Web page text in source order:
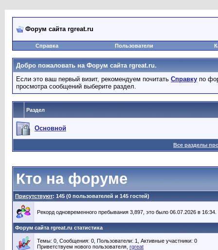
Форум сайта rgreat.ru
Справка Пользователи
Добро пожаловать на Форум сайта rgreat.ru.
Если это ваш первый визит, рекомендуем почитать Справку по
просмотра сообщений выберите раздел.
Раздел
Основной
Все разделы
Кто на форуме
Присутствуют: 145 (0 пользователей и 145 гостей)
Рекорд одновременного пребывания 3,897, это было 06.07.2026 в 16:34.
Форум сайта rgreat.ru статистика
Темы: 0, Сообщения: 0, Пользователи: 1, Активные участники: 0
Приветствуем нового пользователя, rgreat